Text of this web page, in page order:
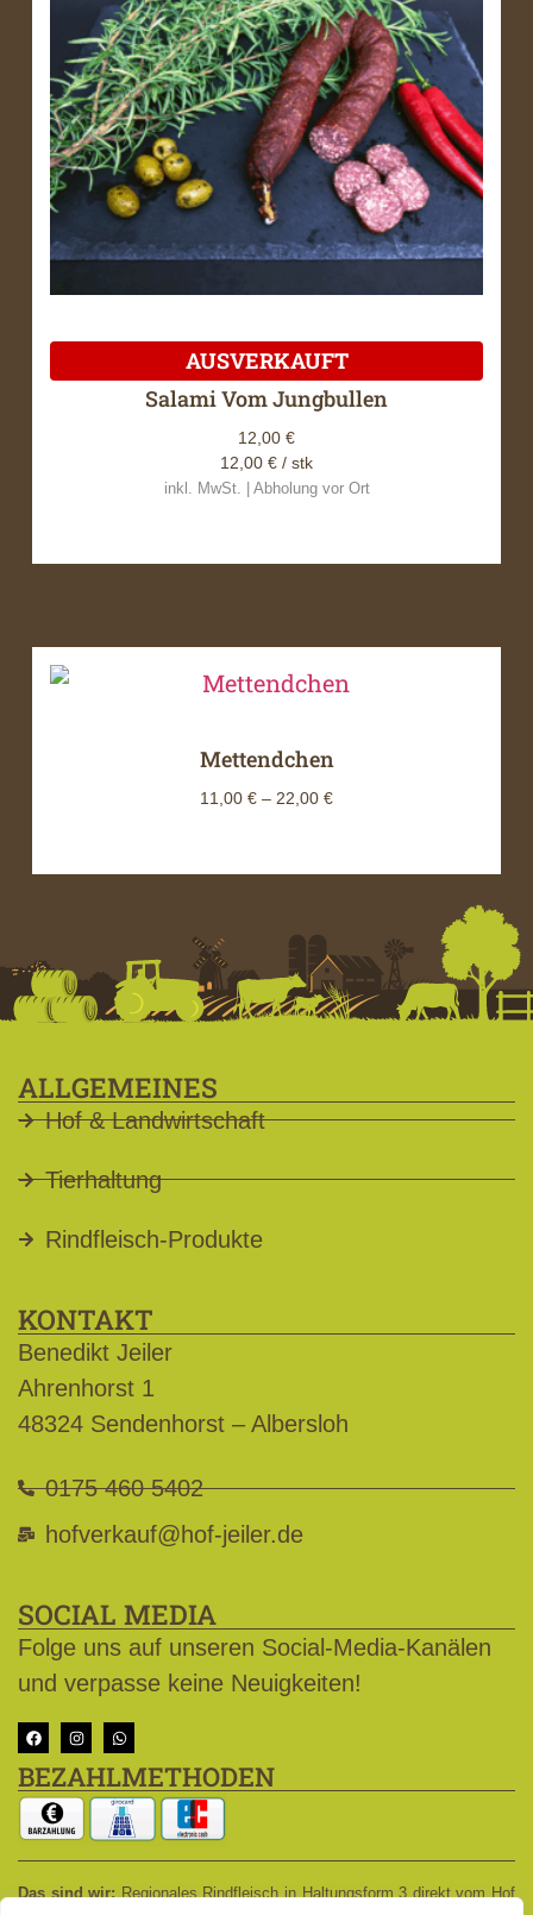
Salami Vom Jungbullen
12,00 €
12,00 € / stk
inkl. MwSt. | Abholung vor Ort
Mettendchen
11,00 € – 22,00 €
ALLGEMEINES
Hof & Landwirtschaft
Tierhaltung
Rindfleisch-Produkte
KONTAKT
Benedikt Jeiler
Ahrenhorst 1
48324 Sendenhorst – Albersloh
0175 460 5402
hofverkauf@hof-jeiler.de
SOCIAL MEDIA
Folge uns auf unseren Social-Media-Kanälen
und verpasse keine Neuigkeiten!
BEZAHLMETHODEN
Das sind wir:Regionales Rindfleisch in Haltungsform 3 direkt vom Hof